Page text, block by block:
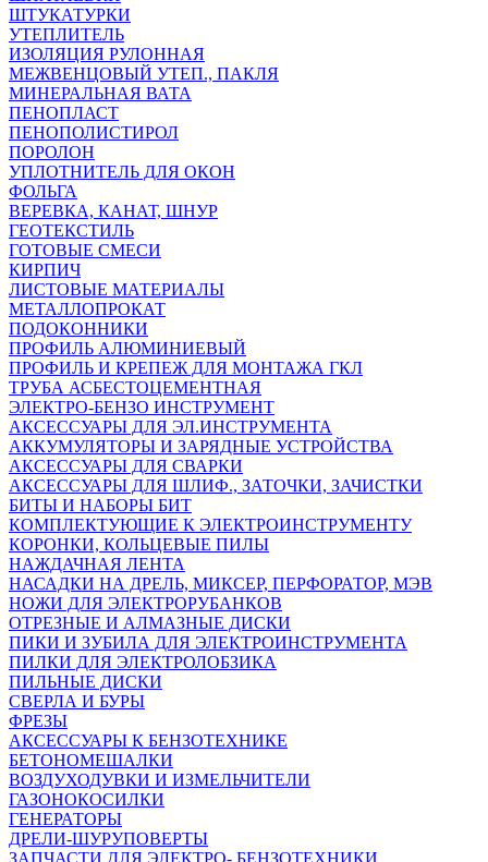
ШТУКАТУРКИ
УТЕПЛИТЕЛЬ
ИЗОЛЯЦИЯ РУЛОННАЯ
МЕЖВЕНЦОВЫЙ УТЕП., ПАКЛЯ
МИНЕРАЛЬНАЯ ВАТА
ПЕНОПЛАСТ
ПЕНОПОЛИСТИРОЛ
ПОРОЛОН
УПЛОТНИТЕЛЬ ДЛЯ ОКОН
ФОЛЬГА
ВЕРЕВКА, КАНАТ, ШНУР
ГЕОТЕКСТИЛЬ
ГОТОВЫЕ СМЕСИ
КИРПИЧ
ЛИСТОВЫЕ МАТЕРИАЛЫ
МЕТАЛЛОПРОКАТ
ПОДОКОННИКИ
ПРОФИЛЬ АЛЮМИНИЕВЫЙ
ПРОФИЛЬ И КРЕПЕЖ ДЛЯ МОНТАЖА ГКЛ
ТРУБА АСБЕСТОЦЕМЕНТНАЯ
ЭЛЕКТРО-БЕНЗО ИНСТРУМЕНТ
АКСЕССУАРЫ ДЛЯ ЭЛ.ИНСТРУМЕНТА
АККУМУЛЯТОРЫ И ЗАРЯДНЫЕ УСТРОЙСТВА
АКСЕССУАРЫ ДЛЯ СВАРКИ
АКСЕССУАРЫ ДЛЯ ШЛИФ., ЗАТОЧКИ, ЗАЧИСТКИ
БИТЫ И НАБОРЫ БИТ
КОМПЛЕКТУЮЩИЕ К ЭЛЕКТРОИНСТРУМЕНТУ
КОРОНКИ, КОЛЬЦЕВЫЕ ПИЛЫ
НАЖДАЧНАЯ ЛЕНТА
НАСАДКИ НА ДРЕЛЬ, МИКСЕР, ПЕРФОРАТОР, МЭВ
НОЖИ ДЛЯ ЭЛЕКТРОРУБАНКОВ
ОТРЕЗНЫЕ И АЛМАЗНЫЕ ДИСКИ
ПИКИ И ЗУБИЛА ДЛЯ ЭЛЕКТРОИНСТРУМЕНТА
ПИЛКИ ДЛЯ ЭЛЕКТРОЛОБЗИКА
ПИЛЬНЫЕ ДИСКИ
СВЕРЛА И БУРЫ
ФРЕЗЫ
АКСЕССУАРЫ К БЕНЗОТЕХНИКЕ
БЕТОНОМЕШАЛКИ
ВОЗДУХОДУВКИ И ИЗМЕЛЬЧИТЕЛИ
ГАЗОНОКОСИЛКИ
ГЕНЕРАТОРЫ
ДРЕЛИ-ШУРУПОВЕРТЫ
ЗАПЧАСТИ ДЛЯ ЭЛЕКТРО- БЕНЗОТЕХНИКИ